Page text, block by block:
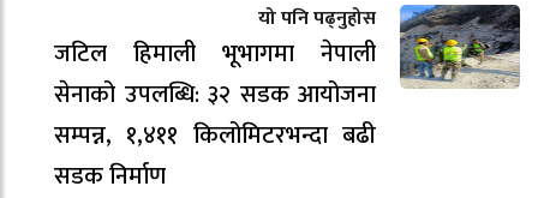
यो पनि पढ्नुहोस
जटिल हिमाली भूभागमा नेपाली
सेनाको उपलब्धि: ३२ सडक आयोजना
सम्पन्न, १,४११ किलोमिटरभन्दा बढी
सडक निर्माण